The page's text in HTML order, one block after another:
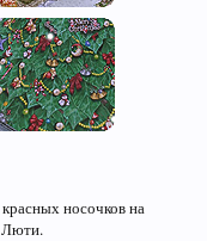
носочков на
Люти.